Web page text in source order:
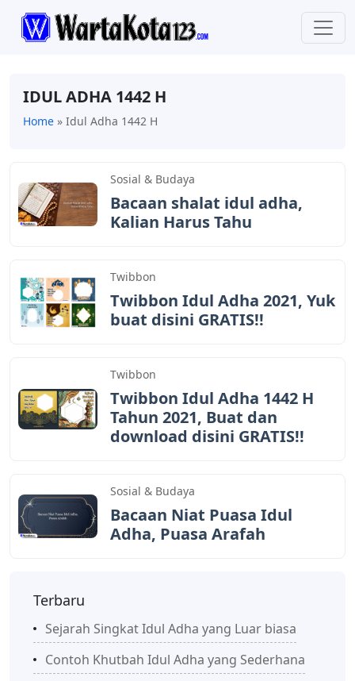
IDUL ADHA 1442 H
Home » Idul Adha 1442 H
Sosial & Budaya
Bacaan shalat idul adha,
Kalian Harus Tahu
Twibbon
Twibbon Idul Adha 2021, Yuk
buat disini GRATIS!!
Twibbon
Twibbon Idul Adha 1442 H
Tahun 2021, Buat dan
download disini GRATIS!!
Sosial & Budaya
Bacaan Niat Puasa Idul
Adha, Puasa Arafah
Terbaru
Sejarah Singkat Idul Adha yang Luar biasa
Contoh Khutbah Idul Adha yang Sederhana